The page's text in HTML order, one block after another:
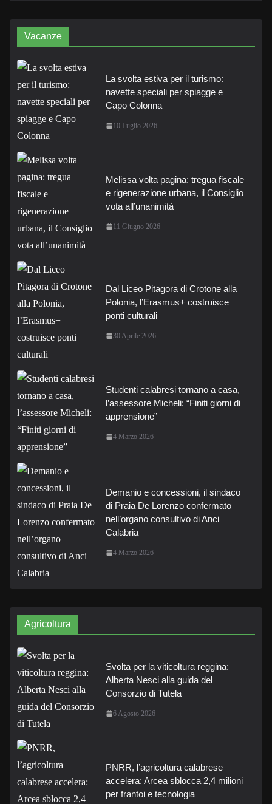
Vacanze
La svolta estiva per il turismo:
navette speciali per spiagge e
Capo Colonna
10 Luglio 2026
Melissa volta pagina: tregua fiscale
e rigenerazione urbana, il Consiglio
vota all’unanimità
11 Giugno 2026
Dal Liceo Pitagora di Crotone alla
Polonia, l’Erasmus+ costruisce
ponti culturali
30 Aprile 2026
Studenti calabresi tornano a casa,
l’assessore Micheli: “Finiti giorni di
apprensione”
4 Marzo 2026
Demanio e concessioni, il sindaco
di Praia De Lorenzo confermato
nell’organo consultivo di Anci
Calabria
4 Marzo 2026
Agricoltura
Svolta per la viticoltura reggina:
Alberta Nesci alla guida del
Consorzio di Tutela
6 Agosto 2026
PNRR, l’agricoltura calabrese
accelera: Arcea sblocca 2,4 milioni
per frantoi e tecnologia